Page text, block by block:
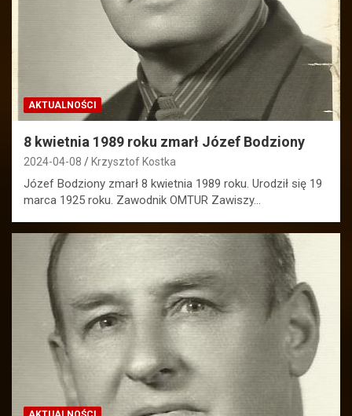
AKTUALNOŚCI
8 kwietnia 1989 roku zmarł Józef Bodziony
2024-04-08 Krzysztof Kostka
Józef Bodziony zmarł 8 kwietnia 1989 roku. Urodził się 19
marca 1925 roku. Zawodnik OMTUR Zawiszy…